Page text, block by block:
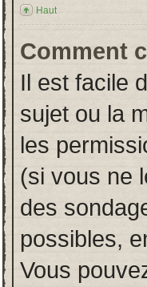
Haut
Comment
Il est facile
sujet ou la
les
(si vous ne
des
possibles,
Vous